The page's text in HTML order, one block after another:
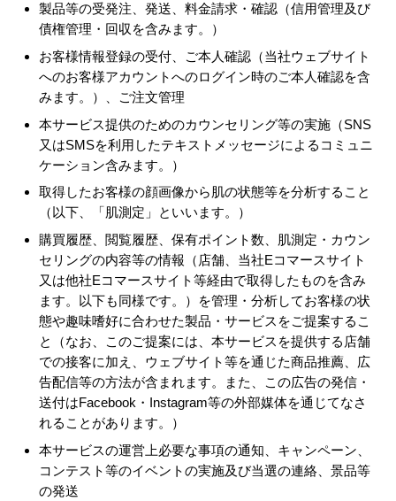
製品等の受発注、発送、料金請求・確認（信用管理及び
債権管理・回収を含みます。）
お客様情報登録の受付、ご本人確認（当社ウェブサイト
へのお客様アカウントへのログイン時のご本人確認を含
みます。）、ご注文管理
本サービス提供のためのカウンセリング等の実施（SNS
又はSMSを利用したテキストメッセージによるコミュニ
ケーション含みます。）
取得したお客様の顔画像から肌の状態等を分析すること
（以下、「肌測定」といいます。）
購買履歴、閲覧履歴、保有ポイント数、肌測定・カウン
セリングの内容等の情報（店舗、当社Eコマースサイト
又は他社Eコマースサイト等経由で取得したものを含み
ます。以下も同様です。）を管理・分析してお客様の状
態や趣味嗜好に合わせた製品・サービスをご提案するこ
と（なお、このご提案には、本サービスを提供する店舗
での接客に加え、ウェブサイト等を通じた商品推薦、広
告配信等の方法が含まれます。また、この広告の発信・
送付はFacebook・Instagram等の外部媒体を通じてなさ
れることがあります。）
本サービスの運営上必要な事項の通知、キャンペーン、
コンテスト等のイベントの実施及び当選の連絡、景品等
の発送